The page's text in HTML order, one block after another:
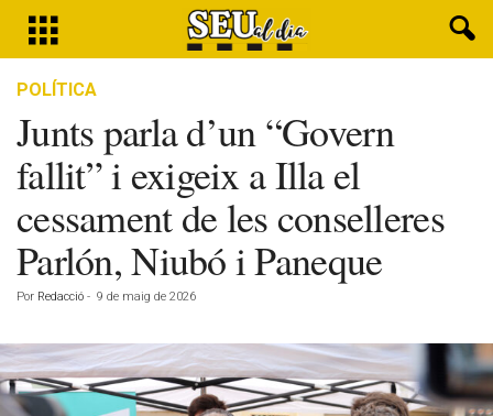
POLÍTICA
Junts parla d’un “Govern
fallit” i exigeix a Illa el
cessament de les conselleres
Parlón, Niubó i Paneque
Por Redacció - 9 de maig de 2026